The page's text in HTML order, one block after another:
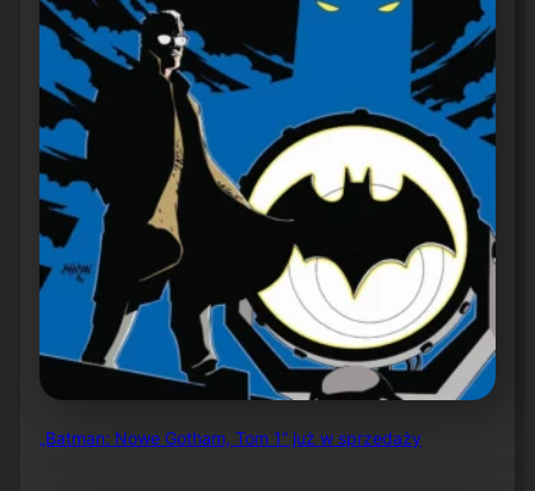
„Batman: Nowe Gotham, Tom 1” już w sprzedaży